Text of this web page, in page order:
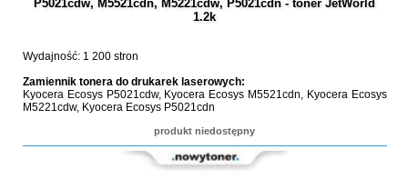
P5021cdw, M5521cdn, M5221cdw, P5021cdn - toner JetWorld
1.2k
Wydajność: 1 200 stron
Zamiennik tonera do drukarek laserowych:
Kyocera Ecosys P5021cdw, Kyocera Ecosys M5521cdn, Kyocera Ecosys
M5221cdw, Kyocera Ecosys P5021cdn
produkt niedostępny